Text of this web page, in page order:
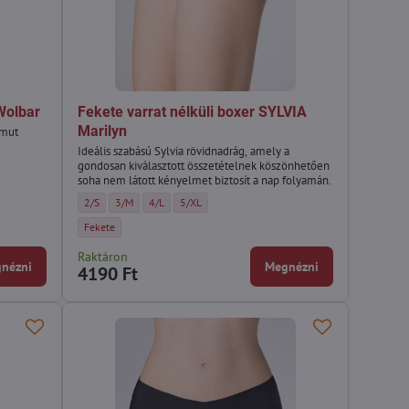
- Méret:
ZU Wolbar - Méret:
Fekete varrat nélküli boxer SYLVIA
Marilyn
Ideális szabású Sylvia rövidnadrág, amely a
gondosan kiválasztott összetételnek köszönhetően
soha nem látott kényelmet biztosít a nap folyamán.
Fekete varrat nélküli boxer SYLVIA Marilyn - Méret:
2/S Fekete varrat nélküli boxer SYLVIA Marilyn - Méret:
3/M Fekete varrat nélküli boxer SYLVIA Marilyn - Méret:
4/L Fekete varrat nélküli boxer SYLVIA Marilyn -
5/XL
Fekete varrat nélküli boxer SYLVIA Marilyn - Szín:
Fekete
Raktáron
4190 Ft Megnézni